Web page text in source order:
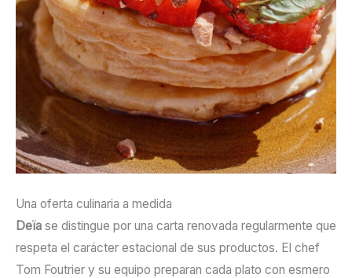
Una oferta culinaria a medida
Deïa se distingue por una carta renovada regularmente que
respeta el carácter estacional de sus productos. El chef
Tom Foutrier y su equipo preparan cada plato con esmero